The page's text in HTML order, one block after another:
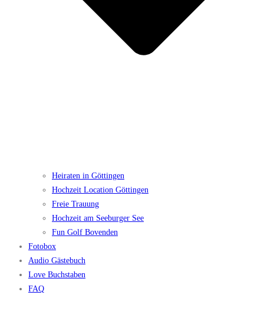
Heiraten in Göttingen
Hochzeit Location Göttingen
Freie Trauung
Hochzeit am Seeburger See
Fun Golf Bovenden
Fotobox
Audio Gästebuch
Love Buchstaben
FAQ